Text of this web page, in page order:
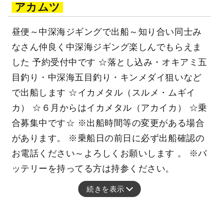
アカムツ
昼便～中深海ジギングで出船～知り合い同士み
なさん仲良く中深海ジギング楽しんでもらえま
した 予約受付中です ☆落とし込み・オキアミ五
目釣り・中深海五目釣り・キンメダイ狙いなど
で出船します ☆イカメタル（スルメ・ムギイ
カ） ☆６月からはイカメタル（アカイカ） ☆乗
合募集中です☆ ※出船時間等の変更がある場合
があります。 ※乗船日の前日に必ず出船確認の
お電話ください～よろしくお願いします 。 ※バ
ッテリーを持ってる方は持参ください。
続きを表示